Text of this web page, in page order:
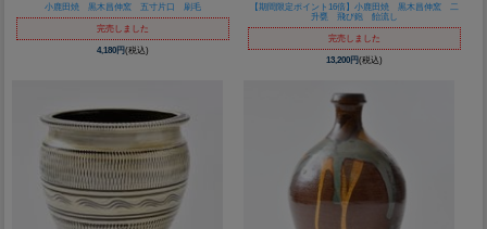
小鹿田焼 黒木昌伸窯 五寸片口 刷毛
完売しました
4,180円(税込)
【期間限定ポイント16倍】小鹿田焼 黒木昌伸窯 二
升甕 飛び鉋 飴流し
完売しました
13,200円(税込)